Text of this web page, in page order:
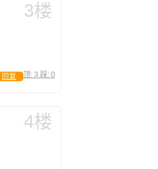
3楼
顶: 3 踩: 0
回复
4楼